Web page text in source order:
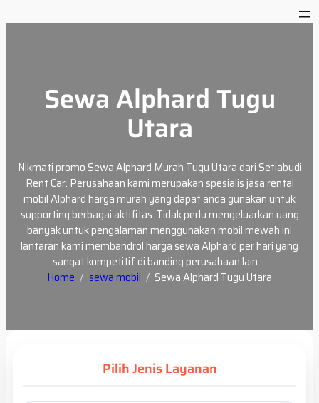
Sewa Alphard Tugu
Utara
Nikmati promo Sewa Alphard Murah Tugu Utara dari Setiabudi
Rent Car. Perusahaan kami merupakan spesialis jasa rental
mobil Alphard harga murah yang dapat anda gunakan untuk
supporting berbagai aktifitas. Tidak perlu mengeluarkan uang
banyak untuk pengalaman menggunakan mobil mewah ini
lantaran kami membandrol harga sewa Alphard per hari yang
sangat kompetitif di banding perusahaan lain.…
Home
sewa mobil Sewa Alphard Tugu Utara
Pilih Jenis Layanan